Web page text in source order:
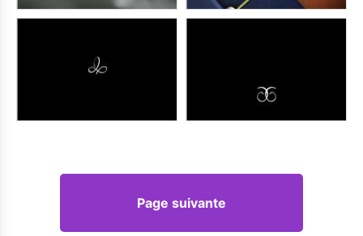
Page suivante